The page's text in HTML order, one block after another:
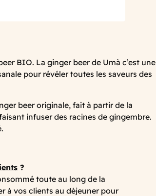
BIO. La ginger beer de Umà c’est une
pour révéler toutes les saveurs des
beer originale, fait à partir de la
infuser des racines de gingembre.
?
toute au long de la
à vos clients au déjeuner pour